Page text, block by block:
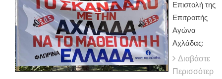
Επιστολή της
Επιτροπής
Αγώνα
Αχλάδας:
Διαβάστε
Περισσότερ